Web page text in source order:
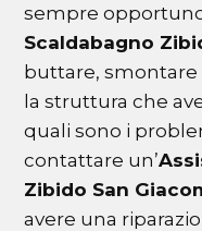
sempre
Scaldabagno
buttare,
la struttura che
quali sono i
contattare un’
Zibido San
avere una